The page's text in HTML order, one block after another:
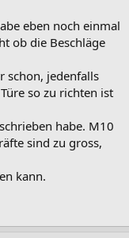
eben noch einmal
ob die Beschläge
schon, jedenfalls
so zu richten ist
habe. M10
sind zu gross,
kann.